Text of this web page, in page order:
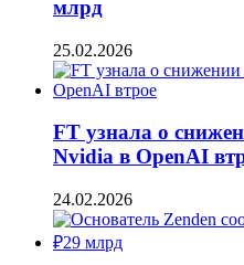
млрд
25.02.2026
FT узнала о
Nvidia в OpenAI
24.02.2026